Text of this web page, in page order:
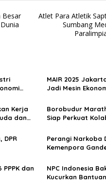
Besar
Atlet Para Atletik
Sumbang
MAIR 2025
Jadi Mesin
Kerja
dan
Borobudur
Siap Perkuat
DPR
Perangi Narkoba
Kemenpora
NPC Indonesia
Kucurkan